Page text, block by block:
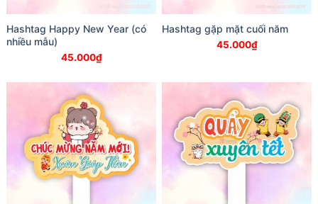
Hashtag Happy New Year (có
nhiều mẫu)
45.000₫
Hashtag gặp mặt cuối năm
45.000₫